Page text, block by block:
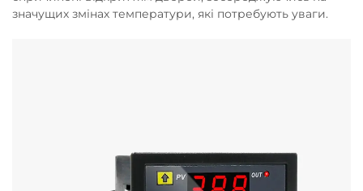
значущих змінах температури, які потребують уваги.